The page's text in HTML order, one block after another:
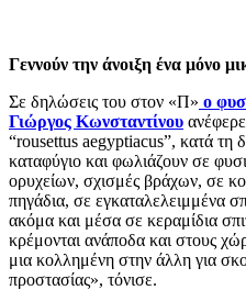
Γεννούν την άνοιξη ένα μόνο
Σε δηλώσεις του στον «Π» ο
Γιώργος Κωνσταντίνου
“rousettus aegyptiacus”, κατά τη
καταφύγιο και φωλιάζουν σε
ορυχείων, σχισμές βράχων, σε
πηγάδια, σε εγκαταλελειμμένα
ακόμα και μέσα σε κεραμίδια
κρέμονται ανάποδα και στους
μια κολλημένη στην άλλη για
προστασίας», τόνισε.